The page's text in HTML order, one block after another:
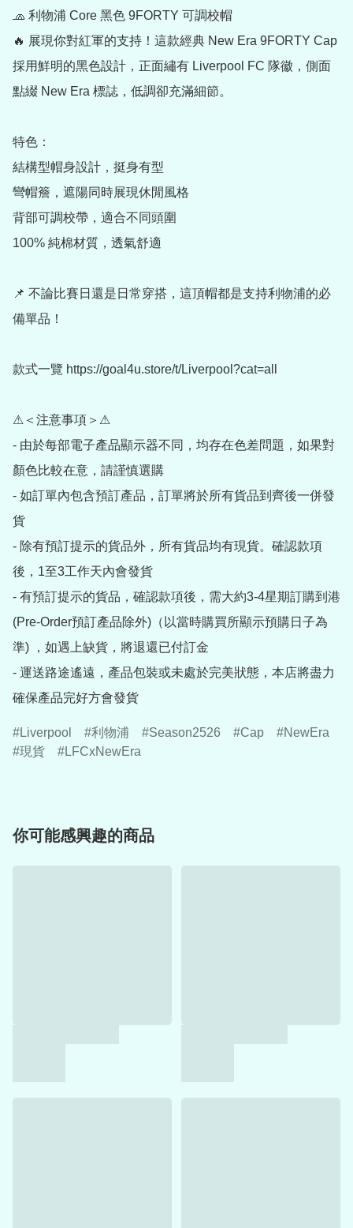
🧢 利物浦 Core 黑色 9FORTY 可調校帽
🔥 展現你對紅軍的支持！這款經典 New Era 9FORTY Cap
採用鮮明的黑色設計，正面繡有 Liverpool FC 隊徽，側面
點綴 New Era 標誌，低調卻充滿細節。
特色：
結構型帽身設計，挺身有型
彎帽簷，遮陽同時展現休閒風格
背部可調校帶，適合不同頭圍
100% 純棉材質，透氣舒適
📌 不論比賽日還是日常穿搭，這頂帽都是支持利物浦的必
備單品！
款式一覽 https://goal4u.store/t/Liverpool?cat=all
⚠＜注意事項＞⚠
- 由於每部電子產品顯示器不同，均存在色差問題，如果對
顏色比較在意，請謹慎選購
- 如訂單內包含預訂產品，訂單將於所有貨品到齊後一併發
貨
- 除有預訂提示的貨品外，所有貨品均有現貨。確認款項
後，1至3工作天內會發貨
- 有預訂提示的貨品，確認款項後，需大約3-4星期訂購到港
(Pre-Order預訂產品除外)（以當時購買所顯示預購日子為
準) ，如遇上缺貨，將退還已付訂金
- 運送路途遙遠，產品包裝或未處於完美狀態，本店將盡力
確保產品完好方會發貨
Liverpool 利物浦 Season2526 Cap
NewEra
現貨
LFCxNewEra
你可能感興趣的商品